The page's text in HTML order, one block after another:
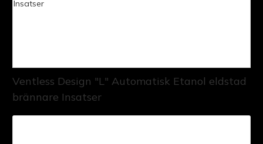
Ventless Design "L" Automatisk Etanol eldstad
brännare Insatser